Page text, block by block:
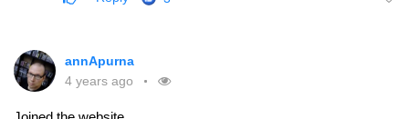
settimane sto cercando di impararlo un po' da
autodidatta (si, mi hanno già avvertito dei rischi
annApurna
4 years ago